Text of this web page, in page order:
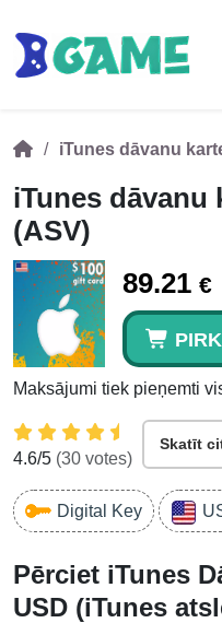
iTunes dāvanu
iTunes dāvanu
(ASV)
89.21 €
Maksājumi tiek pieņemti
4.6/5 (30 votes)
Skatīt
Digital Key
Pērciet iTunes
USD (iTunes